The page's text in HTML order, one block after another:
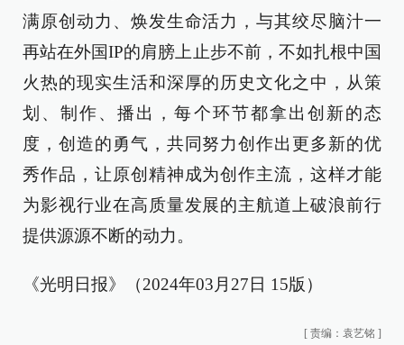
满原创动力、焕发生命活力，与其绞尽脑汁一
再站在外国IP的肩膀上止步不前，不如扎根中国
火热的现实生活和深厚的历史文化之中，从策
划、制作、播出，每个环节都拿出创新的态
度，创造的勇气，共同努力创作出更多新的优
秀作品，让原创精神成为创作主流，这样才能
为影视行业在高质量发展的主航道上破浪前行
提供源源不断的动力。
《光明日报》（2024年03月27日 15版）
[ 责编：袁艺铭 ]